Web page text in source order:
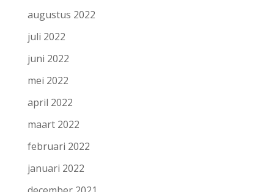
augustus 2022
juli 2022
juni 2022
mei 2022
april 2022
maart 2022
februari 2022
januari 2022